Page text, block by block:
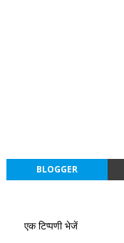
BLOGGER
एक टिप्पणी भेजें